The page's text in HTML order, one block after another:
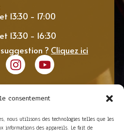
consentement
nous utilisons des technologies telles que les
informations des appareils. Le fait de
13:30 - 17:00
13:30 - 16:30
? Cliquez ici